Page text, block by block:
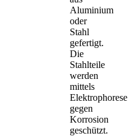
Aluminium
oder
Stahl
gefertigt.
Die
Stahlteile
werden
mittels
Elektrophorese
gegen
Korrosion
geschützt.